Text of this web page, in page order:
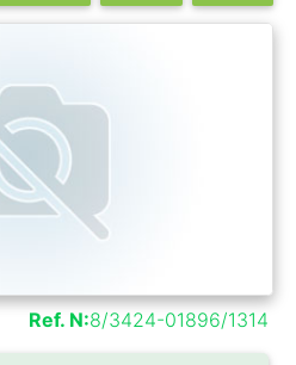
Ref. N:8/3424-01896/1314